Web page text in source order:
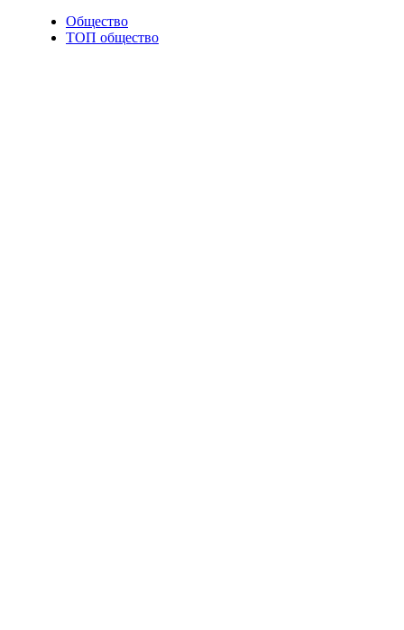
Общество
ТОП общество